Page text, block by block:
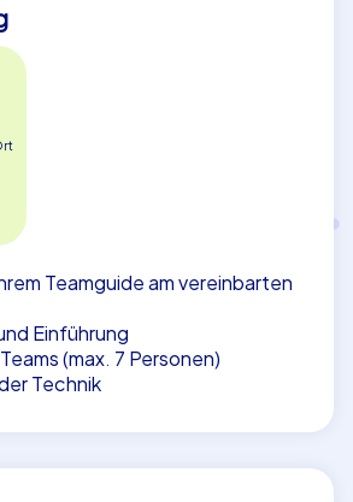
Teamguide am vereinbarten
Einführung
(max. 7 Personen)
Technik